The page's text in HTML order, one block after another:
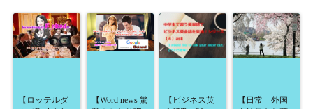
【ロッテルダ
【Word news 驚
【ビジネス英
【日常 外国